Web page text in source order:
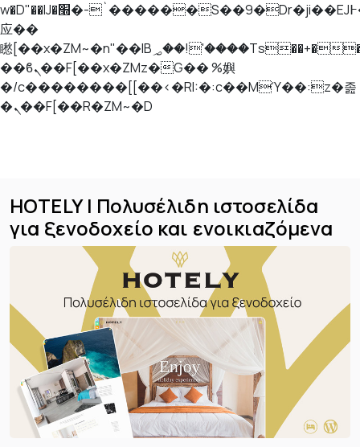
w�D"��IJ�׭�-`������S��9�Dr�ji��EJ߅��gJ�
应��
矁[��x�ZM~�n"��IB؃��!'����Тѕ��+��(m��IK�ʭ�/|
��ϐܢ��F[��x�ZMz�G�� %嬩
�/c��������[[��<�RI:�:c��MΎ��:z�졾
�ܢ��F[��R�ZM~�D
content
HOTELY | Πολυσέλιδη ιστοσελίδα
για ξενοδοχείο και ενοικιαζόμενα